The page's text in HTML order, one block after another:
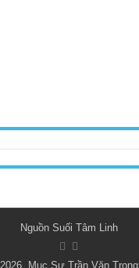
Nguồn Suối Tâm Linh
2026, Mục Sư Trần Văn Trọng